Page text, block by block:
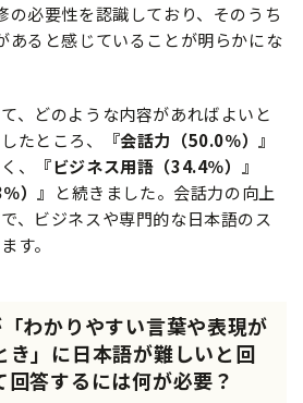
の必要性を認識しており、そのうち
あると感じていることが明らかにな
、どのような内容があればよいと
たところ、
『会話力（50.0％）』
、
『ビジネス用語（34.4％）』
）』
と続きました。会話力の向上
、ビジネスや専門的な日本語のス
す。
わかりやすい言葉や表現が
き」に日本語が難しいと回
答するには何が必要？